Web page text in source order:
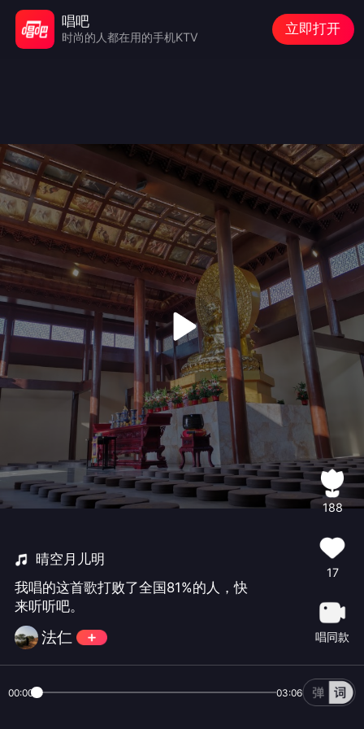
晴空月儿明
我唱的这首歌打败了全国81%的人，快
来听听吧。
法仁
188
17
唱同款
00:00 03:06
唱吧
时尚的人都在用的手机KTV
立即打开